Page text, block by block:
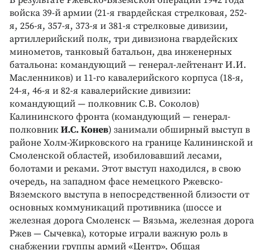
войска 39-й армии (21-я гвардейская стрелковая, 252-
я, 256-я, 357-я, 373-я и 381-я стрелковые дивизии,
артиллерийский полк, три дивизиона гвардейских
минометов, танковый батальон, два инженерных
батальона: командующий — генерал-лейтенант И.И.
Масленников) и 11-го кавалерийского корпуса (18-я,
24-я, 46-я и 82-я кавалерийские дивизии:
командующий — полковник С.В. Соколов)
Калининского фронта (командующий — генерал-
полковник И.С. Конев) занимали обширный выступ в
районе Холм-Жирковского на границе Калининской и
Смоленской областей, изобиловавший лесами,
болотами и реками. Этот выступ находился, в свою
очередь, на западном фасе немецкого Ржевско-
Вяземского выступа в непосредственной близости от
основных коммуникаций противника (шоссе и
железная дорога Смоленск — Вязьма, железная дорога
Ржев — Сычевка), которые играли важную роль в
снабжении группы армий «Центр». Общая